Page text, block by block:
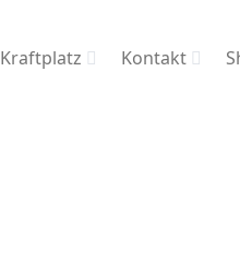
Kraftplatz Kontakt